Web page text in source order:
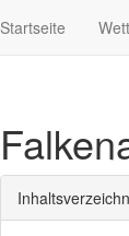
Startseite